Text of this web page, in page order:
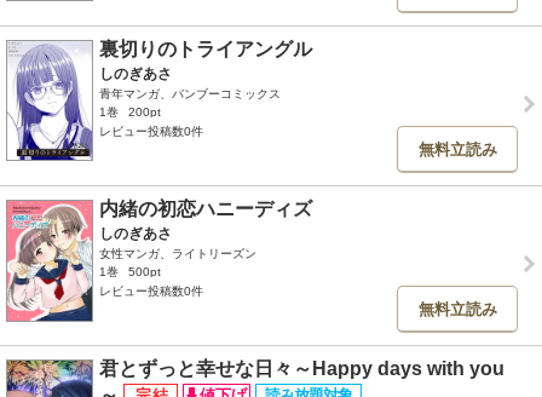
裏切りのトライアングル
しのぎあさ
青年マンガ、バンブーコミックス
1巻
200pt
レビュー投稿数0件
無料立読み
内緒の初恋ハニーディズ
しのぎあさ
女性マンガ、ライトリーズン
1巻
500pt
レビュー投稿数0件
無料立読み
君とずっと幸せな日々～Happy days with you